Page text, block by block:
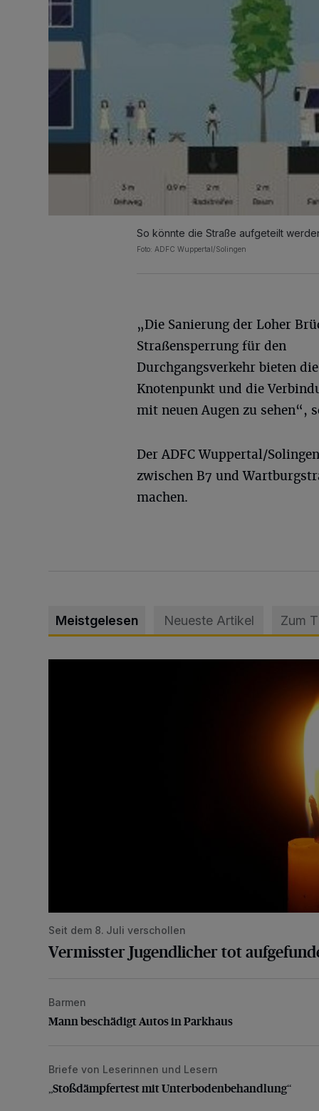
So könnte die Straße aufgeteilt
Foto: ADFC Wuppertal/Solingen
„Die Sanierung der Loher
Straßensperrung für den
Durchgangsverkehr bieten
Knotenpunkt und die
mit neuen Augen zu sehen“,
Der ADFC Wuppertal/
zwischen B7 und
machen.
Meistgelesen Neueste Artikel Zum
Seit dem 8. Juli verschollen
Vermisster Jugendlicher tot
Mann beschädigt Autos in Parkhaus
Barmen
Mann beschädigt Autos in Parkhaus
„Stoßdämpfertest mit Unterbodenbehandlung“
Briefe von Leserinnen und Lesern
„Stoßdämpfertest mit Unterbodenbehandlung“